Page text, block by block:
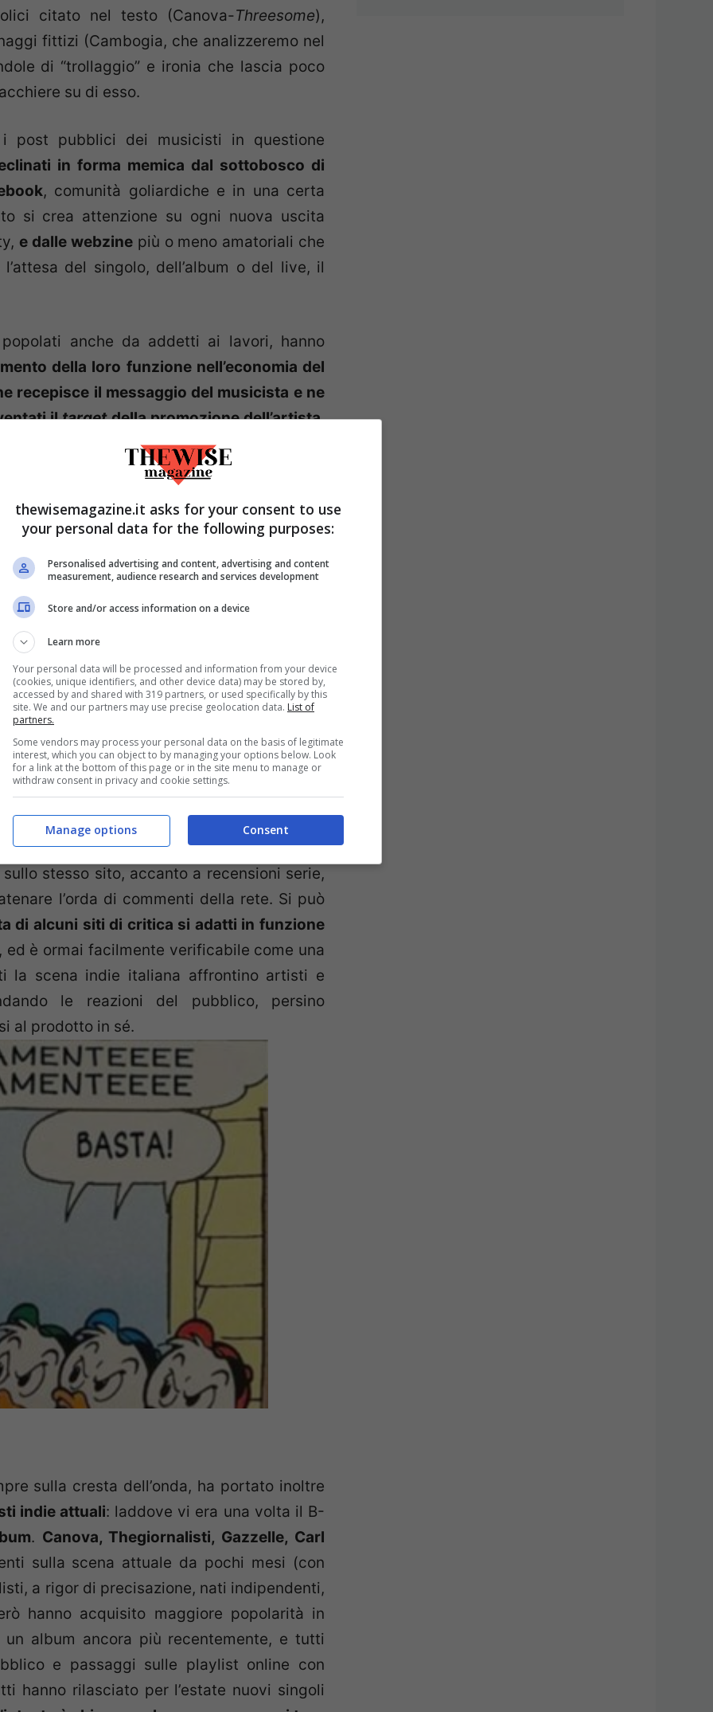
citato nel testo (Canova-Threesome),
fittizi (Cambogia, che analizzeremo nel
di “trollaggio” e ironia che lascia poco
su di esso.
post pubblici dei musicisti in questione
in forma memica dal sottobosco di
, comunità goliardiche e in una certa
si crea attenzione su ogni nuova uscita
e dalle webzinepiù o meno amatoriali che
del singolo, dell’album o del live, il
anche da addetti ai lavori, hanno
della loro funzione nell’economia del
recepisce il messaggio del musicista e ne
iltargetdella promozione dell’artista,
radiofonico (declinato all’era social), si
pubblico di riferimentoe si adatta a esso. E
semplicemente nell’ottica del
prodotti di sempre dubbia qualità
pubblico, a cafonate volutissime volte a
dei contenuti da parte diinfluencer
si interessano alla canzone in sé e per sé.
a Rovazzi e all’ultimo Gabry Ponte,
estivi con tormentoni strappati via a
un furbolabor limae, ma almeno in questi
si può con buona approssimazione lasciare
della critica musicale.
,Deer WaveseRockitsu tutte,da luogo di
di hype e gossip più disparati:
declino (in termini di visualizzazioni)
critico agli album, almeno in tali
stesso sito, accanto a recensioni serie,
l’orda di commenti della rete. Si può
di alcuni siti di critica si adatti in funzione
ed è ormai facilmente verificabile come una
la scena indie italiana affrontino artisti e
le reazioni del pubblico, persino
al prodotto in sé.
sulla cresta dell’onda, ha portato inoltre
indie attuali: laddove vi era una volta il B-
. Canova, Thegiornalisti, Gazzelle, Carl
sulla scena attuale da pochi mesi (con
a rigor di precisazione, nati indipendenti,
hanno acquisito maggiore popolarità in
album ancora più recentemente, e tutti
e passaggi sulle playlist online con
hanno rilasciato per l’estate nuovi singoli
thewisemagazine.it asks for your consent to use
your personal data for the following purposes:
Personalised advertising and content, advertising and content
measurement, audience research and services development
Store and/or access information on a device
Learn more
Your personal data will be processed and information from your device
(cookies, unique identifiers, and other device data) may be stored by,
accessed by and shared with 319 partners, or used specifically by this
site. We and our partners may use precise geolocation data. List of
partners.
Some vendors may process your personal data on the basis of legitimate
interest, which you can object to by managing your options below. Look
for a link at the bottom of this page or in the site menu to manage or
withdraw consent in privacy and cookie settings.
Consent
Manage options